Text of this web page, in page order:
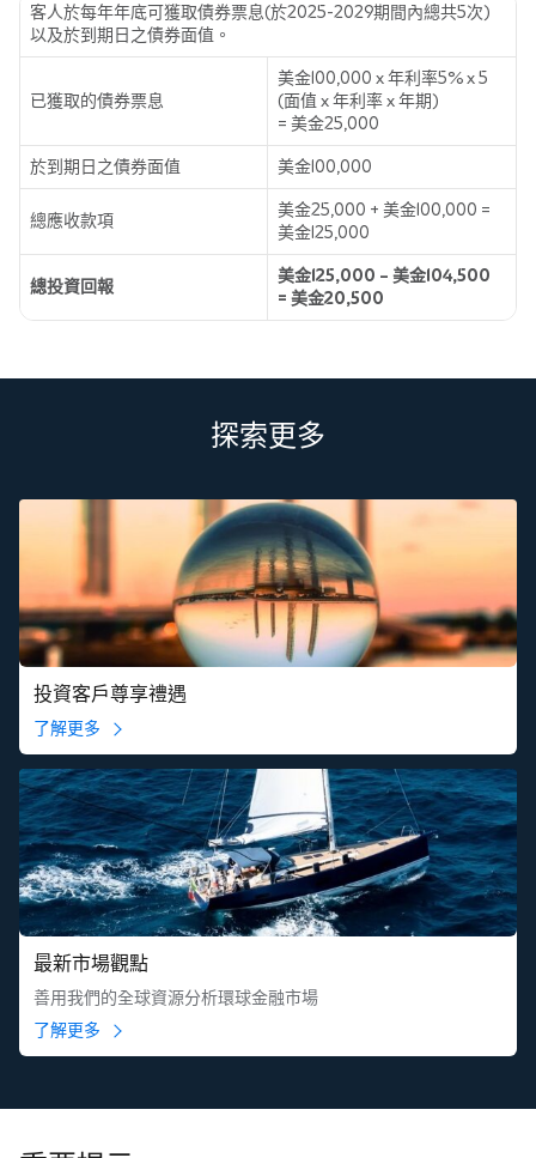
客人於每年年底可獲取債券票息(於2025-2029期間內總共5次)
以及於到期日之債券面值。
已獲取的債券票息
美金100,000 x 年利率5% x 5
(面值 x 年利率 x 年期)
= 美金25,000
於到期日之債券面值
美金100,000
總應收款項
美金25,000 + 美金100,000 =
美金125,000
總投資回報
美金125,000 – 美金104,500
= 美金20,500
探索更多
投資客戶尊享禮遇
了解更多
最新市場觀點
善用我們的全球資源分析環球金融市場
了解更多